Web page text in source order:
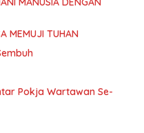
MEMUJI TUHAN
Pokja Wartawan Se-